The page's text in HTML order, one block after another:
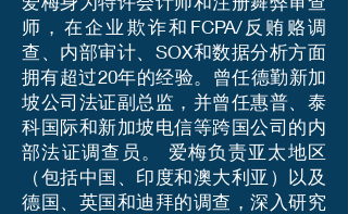
师，在企业欺诈和FCPA/反贿赂调
查、内部审计、SOX和数据分析方面
拥有超过20年的经验。曾任德勤新加
坡公司法证副总监，并曾任惠普、泰
科国际和新加坡电信等跨国公司的内
部法证调查员。 爱梅负责亚太地区
（包括中国、印度和澳大利亚）以及
德国、英国和迪拜的调查，深入研究